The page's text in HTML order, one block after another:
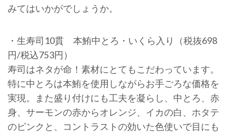
みてはいかがでしょうか。
・生寿司10貫 本鮪中とろ・いくら入り（税抜698
円/税込753円）
寿司はネタが命！素材にとてもこだわっています。
特に中とろは本鮪を使用しながらお手ごろな価格を
実現。また盛り付けにも工夫を凝らし、中とろ、赤
身、サーモンの赤からオレンジ、イカの白、ホタテ
のピンクと、コントラストの効いた色使いで目にも